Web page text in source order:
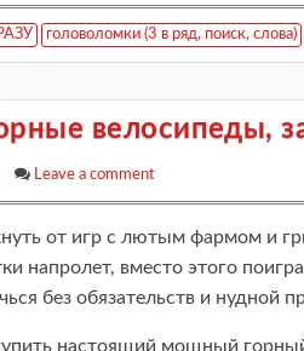
головоломки (3 в ряд, поиск, слова)
велосипеды,
Leave a comment
от игр с лютым фармом и
напролет, вместо этого
без обязательств и нудной
настоящий мощный